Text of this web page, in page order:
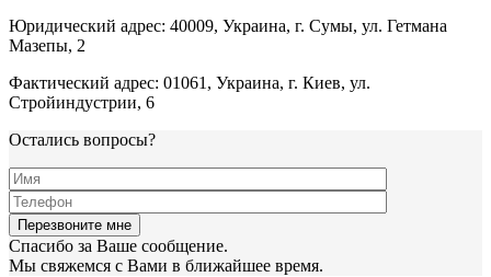
Юридический адрес: 40009, Украина, г. Сумы, ул. Гетмана
Мазепы, 2
Фактический адрес: 01061, Украина, г. Киев, ул.
Стройиндустрии, 6
Остались вопросы?
Спасибо за Ваше сообщение.
Мы свяжемся с Вами в ближайшее время.